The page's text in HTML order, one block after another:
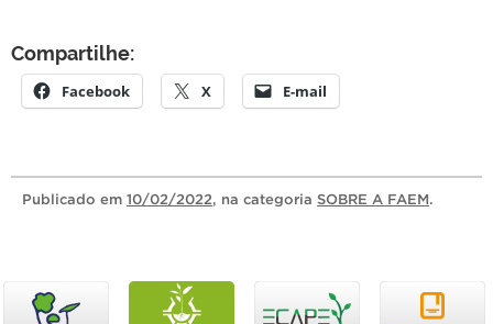
Compartilhe:
Facebook X E-mail
Publicado em 10/02/2022, na categoria SOBRE A FAEM.